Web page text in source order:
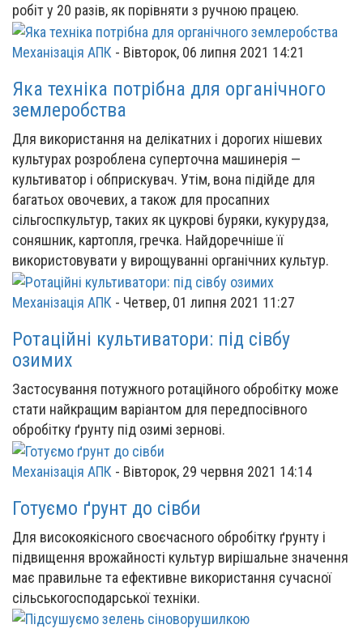
робіт у 20 разів, як порівняти з ручною працею.
Механізація АПК - Вівторок, 06 липня 2021 14:21
Яка техніка потрібна для органічного
землеробства
Для використання на делікатних і дорогих нішевих
культурах розроблена суперточна машинерія —
культиватор і обприскувач. Утім, вона підійде для
багатьох овочевих, а також для просапних
сільгоспкультур, таких як цукрові буряки, кукурудза,
соняшник, картопля, гречка. Найдоречніше її
використовувати у вирощуванні органічних культур.
Механізація АПК - Четвер, 01 липня 2021 11:27
Ротаційні культиватори: під сівбу
озимих
Застосування потужного ротаційного обробітку може
стати найкращим варіантом для передпосівного
обробітку ґрунту під озимі зернові.
Механізація АПК - Вівторок, 29 червня 2021 14:14
Готуємо ґрунт до сівби
Для високоякісного своєчасного обробітку ґрунту і
підвищення врожайності культур вирішальне значення
має правильне та ефективне використання сучасної
сільськогосподарської техніки.